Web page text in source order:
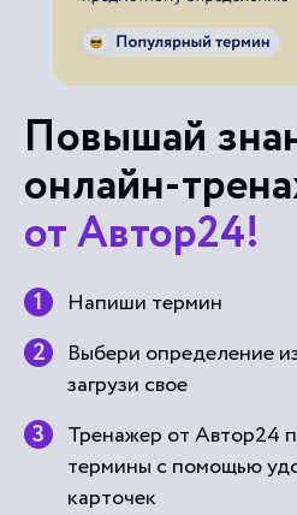
Повышай
онлайн-
от Автор24!
Напиши термин
Выбери определение
загрузи свое
Тренажер от Автор24
термины с помощью
карточек